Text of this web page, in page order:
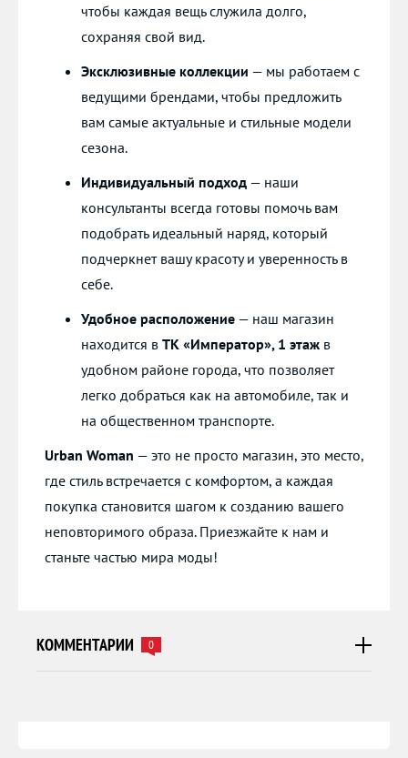
чтобы каждая вещь служила долго,
сохраняя свой вид.
Эксклюзивные коллекции — мы работаем с
ведущими брендами, чтобы предложить
вам самые актуальные и стильные модели
сезона.
Индивидуальный подход— наши
консультанты всегда готовы помочь вам
подобрать идеальный наряд, который
подчеркнет вашу красоту и уверенность в
себе.
Удобное расположение— наш магазин
находится в ТК «Император», 1 этажв
удобном районе города, что позволяет
легко добраться как на автомобиле, так и
на общественном транспорте.
Urban Woman — это не просто магазин, это место,
где стиль встречается с комфортом, а каждая
покупка становится шагом к созданию вашего
неповторимого образа. Приезжайте к нам и
станьте частью мира моды!
КОММЕНТАРИИ 0